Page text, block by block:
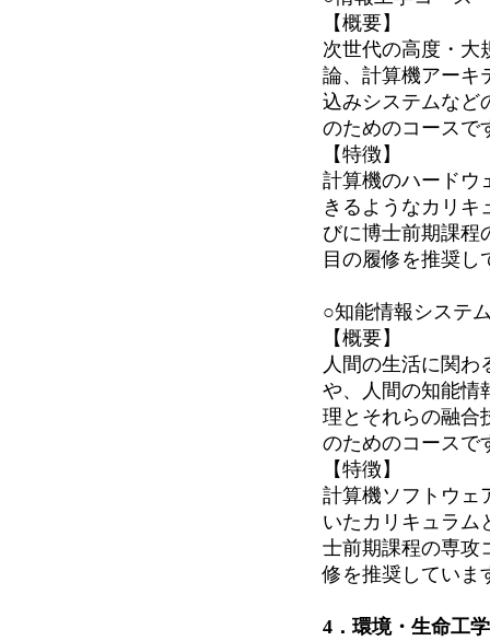
【概要】
次世代の高度・大
論、計算機アーキ
込みシステムなど
のためのコースで
【特徴】
計算機のハードウ
きるようなカリキ
びに博士前期課程
目の履修を推奨し
○知能情報システ
【概要】
人間の生活に関わ
や、人間の知能情
理とそれらの融合
のためのコースで
【特徴】
計算機ソフトウェ
いたカリキュラム
士前期課程の専攻
修を推奨していま
4．環境・生命工